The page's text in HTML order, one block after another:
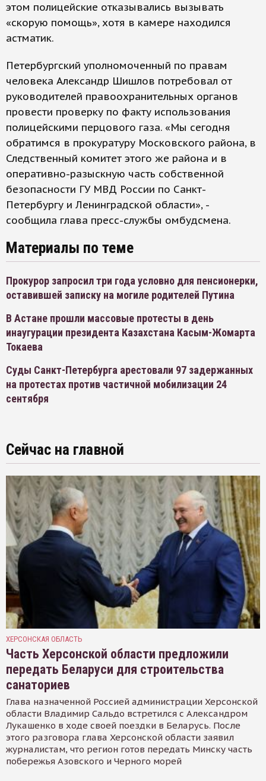
этом полицейские отказывались вызывать
«скорую помощь», хотя в камере находился
астматик.
Петербургский уполномоченный по правам
человека Александр Шишлов потребовал от
руководителей правоохранительных органов
провести проверку по факту использования
полицейскими перцового газа. «Мы сегодня
обратимся в прокуратуру Московского района, в
Следственный комитет этого же района и в
оперативно-разыскную часть собственной
безопасности ГУ МВД России по Санкт-
Петербургу и Ленинградской области», -
сообщила глава пресс-службы омбудсмена.
Материалы по теме
Прокурор запросил три года условно для пенсионерки,
оставившей записку на могиле родителей Путина
В Астане прошли массовые протесты в день
инаугурации президента Казахстана Касым-Жомарта
Токаева
Суды Санкт-Петербурга арестовали 97 задержанных
на протестах против частичной мобилизации 24
сентября
Сейчас на главной
ХЕРСОНСКАЯ ОБЛАСТЬ
Часть Херсонской области предложили
передать Беларуси для строительства
санаториев
Глава назначенной Россией администрации Херсонской
области Владимир Сальдо встретился с Александром
Лукашенко в ходе своей поездки в Беларусь. После
этого разговора глава Херсонской области заявил
журналистам, что регион готов передать Минску часть
побережья Азовского и Черного морей